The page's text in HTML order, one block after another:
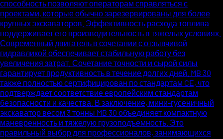
способность позволяют операторам справляться с
проектами, которые обычно зарезервированы для более
крупных экскаваторов. Эффективность расхода топлива
поддерживает его производительность в тяжелых условиях.
Современный двигатель в сочетании с отзывчивой
гидравликой обеспечивает стабильную работу без
увеличения затрат. Сочетание точности и сырой силы
гарантирует продуктивность в течение долгих дней. MB 30
также полностью сертифицирован по стандартам CE, что
подтверждает соответствие европейским стандартам
безопасности и качества. В заключение, мини-гусеничный
экскаватор весом 3 тонны MB 30 объединяет компактную
маневренность и тяжелую грузоподъемность. Это
правильный выбор для профессионалов, занимающихся